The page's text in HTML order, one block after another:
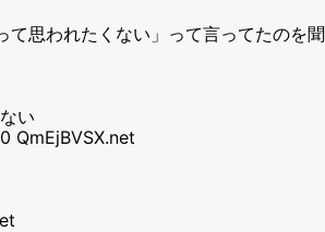
て思われたくない」って言ってたのを聞
い
QmEjBVSX.net